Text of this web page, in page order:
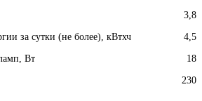
3,8
за сутки (не более), кВтхч 4,5
Вт 18
230